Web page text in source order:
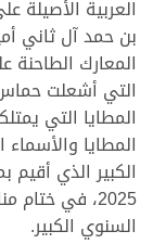
العربية
بن حمد آل ثاني
المعارك الطاحنة
التي أشعلت
المطايا التي
المطايا
2025، في
السنوي الكبير.